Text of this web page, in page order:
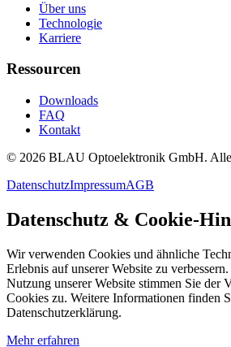
Über uns
Technologie
Karriere
Ressourcen
Downloads
FAQ
Kontakt
© 2026 BLAU Optoelektronik GmbH.
DatenschutzImpressumAGB
Datenschutz & Cookie-
Wir verwenden Cookies und ähnliche
Erlebnis auf unserer Website zu
Nutzung unserer Website stimmen Sie der
Cookies zu. Weitere Informationen finden
Datenschutzerklärung.
Mehr erfahren